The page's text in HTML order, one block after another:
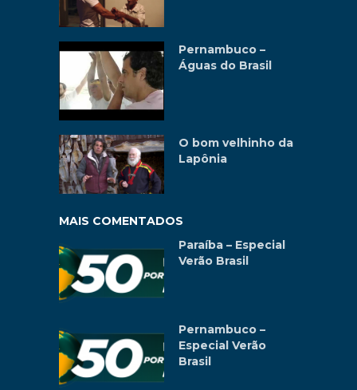
Pernambuco –
Águas do Brasil
O bom velhinho da
Lapônia
MAIS COMENTADOS
Paraíba – Especial
Verão Brasil
Pernambuco –
Especial Verão
Brasil